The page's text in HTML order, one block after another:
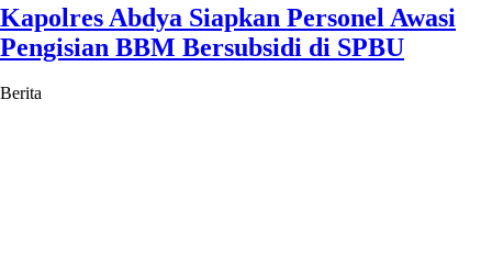
Kapolres Abdya Siapkan Personel Awasi
Pengisian BBM Bersubsidi di SPBU
Berita